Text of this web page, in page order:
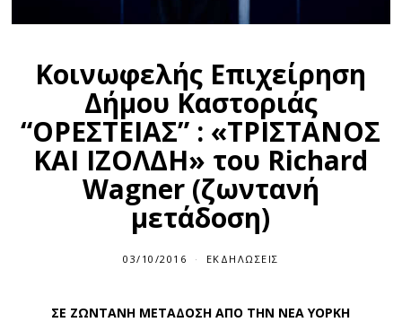
Κοινωφελής Επιχείρηση
Δήμου Καστοριάς
“ΟΡΕΣΤΕΙΑΣ” : «ΤΡΙΣΤΑΝΟΣ
ΚΑΙ ΙΖΟΛΔΗ» του Richard
Wagner (ζωντανή
μετάδοση)
03/10/2016 ΕΚΔΗΛΏΣΕΙΣ
ΣΕ ΖΩΝΤΑΝΗ ΜΕΤΑΔΟΣΗ ΑΠΟ ΤΗΝ ΝΕΑ ΥΟΡΚΗ